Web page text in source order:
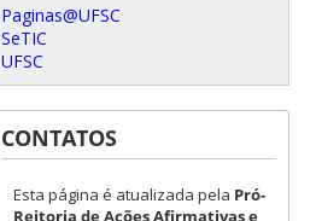
Paginas@UFSC
SeTIC
UFSC
CONTATOS
Esta página é atualizada pela Pró-
Reitoria de Ações Afirmativas e